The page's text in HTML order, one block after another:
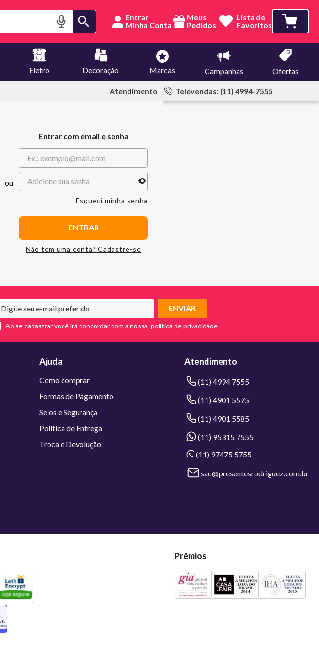
Entrar
Meus
Pedidos
Lista de
Favoritos
Eletro Decoração Marcas Campanhas Ofertas
Atendimento Televendas: (11) 4994-7555
Entrar com email e senha
Esqueci minha senha
ENTRAR
Não tem uma conta? Cadastre-se
ENVIAR
Ao se cadastrar você irá concordar com a nossa
Ajuda
Como comprar
Formas de Pagamento
Selos e Segurança
Política de Entrega
Troca e Devolução
Atendimento
(11) 4994 7555
(11) 4901 5575
(11) 4901 5585
(11) 95315 7555
(11) 97475 5755
sac@presentesrodriguez.com.br
Prêmios